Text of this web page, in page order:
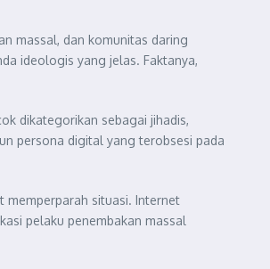
massal, dan komunitas daring
ideologis yang jelas. Faktanya,
dikategorikan sebagai jihadis,
persona digital yang terobsesi pada
memperparah situasi. Internet
pelaku penembakan massal